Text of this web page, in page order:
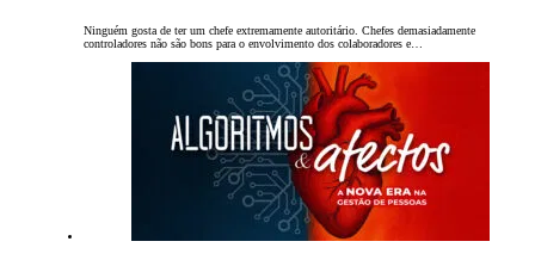
Ninguém gosta de ter um chefe extremamente autoritário. Chefes demasiadamente
controladores não são bons para o envolvimento dos colaboradores e…